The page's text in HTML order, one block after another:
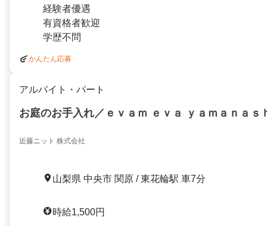
経験者優遇
有資格者歓迎
学歴不問
かんたん応募
アルバイト・パート
お庭のお手入れ／ｅｖａｍ ｅｖａ ｙａｍａｎａｓ
近藤ニット 株式会社
山梨県 中央市 関原 / 東花輪駅 車7分
時給1,500円